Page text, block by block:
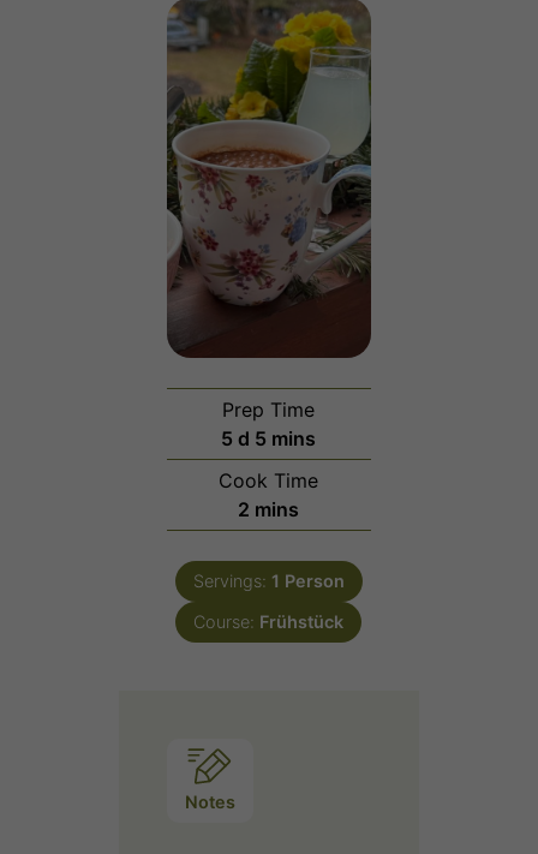
Prep Time
5 days
d 5 minutes
mins
Cook Time
2 minutes
mins
Servings: 1 Person
Course: Frühstück
Notes